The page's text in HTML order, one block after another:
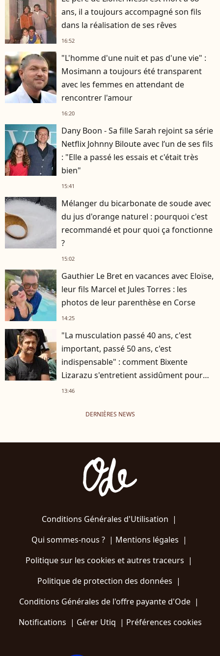
ans, il a toujours accompagné son fils
dans la réalisation de ses rêves
16:52
"L'homme d'une nuit et pas d'une vie" :
Mosimann a toujours été transparent
avec les femmes en attendant de
rencontrer l'amour
16:20
Dany Boon - Sa fille Sarah rejoint sa série
Netflix Johnny Biloute avec l’un de ses fils
: "Elle a passé les essais et c'était très
bien"
15:41
Mélanger du bicarbonate de soude avec
du jus d'orange naturel : pourquoi c'est
recommandé et pour quoi ça fonctionne
?
15:02
Gauthier Le Bret en vacances avec Eloïse,
leur fils Marcel et Jules Torres : les
photos de leur parenthèse en Corse
14:25
"La musculation passé 40 ans, c'est
important, passé 50 ans, c'est
indispensable" : comment Bixente
Lizarazu s'entretient assidûment pour
rester musclé à 56 ans ?
13:46
DERNIÈRES NEWS
Conditions Générales d'Utilisation |
Qui sommes-nous ?| Mentions légales |
Politique sur les cookies et autres traceurs |
Politique de protection des données |
Conditions Générales de l'offre payante d'Ode |
Notifications | Gérer Utiq | Préférences cookies